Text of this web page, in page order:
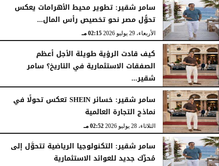
الأربعاء، 29 يوليو 2026 02:25 مـ
سامر شقير: تطوير محيط الأهرامات يعكس
تحوُّل مصر نحو تخصيص رأس المال...
الأربعاء، 29 يوليو 2026 02:15 مـ
كيف قادت الرؤية طويلة الأجل أعظم
الصفقات الاستثمارية في التاريخ؟ سامر
شقير...
الثلاثاء، 28 يوليو 2026 03:49 مـ
سامر شقير: خسائر SHEIN تعكس تحولًا في
نماذج التجارة العالمية
الثلاثاء، 28 يوليو 2026 02:52 مـ
سامر شقير: التكنولوجيا الرياضية تتحوَّل إلى
مُحرِّك جديد للعوائد الاستثمارية